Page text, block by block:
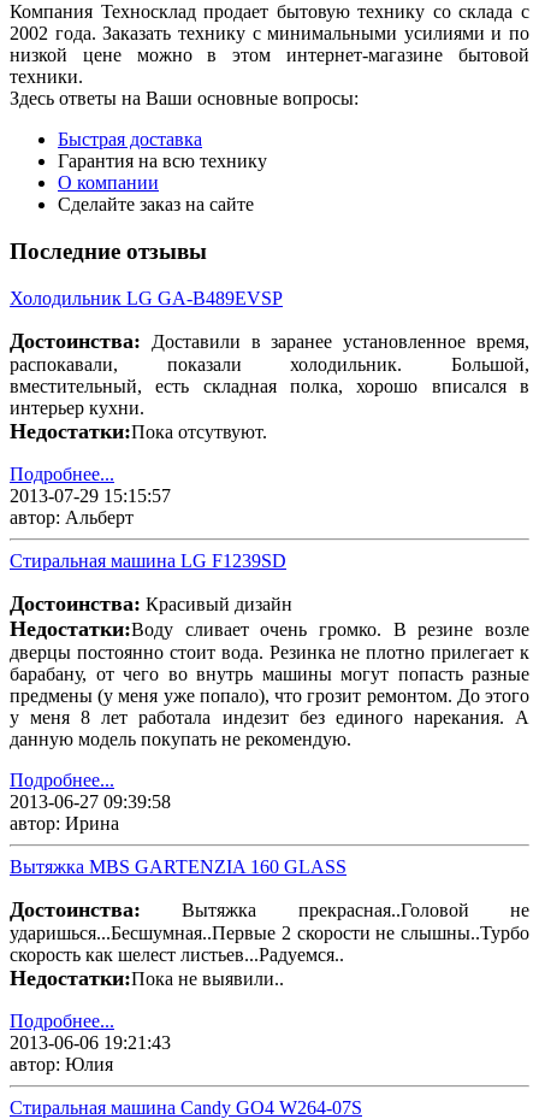
Компания Техносклад продает бытовую технику со склада с
2002 года. Заказать технику с минимальными усилиями и по
низкой цене можно в этом интернет-магазине бытовой
техники.
Здесь ответы на Ваши основные вопросы:
Быстрая доставка
Гарантия на всю технику
О компании
Сделайте заказ на сайте
Последние отзывы
Холодильник LG GA-B489EVSP
Достоинства: Доставили в заранее установленное время,
распокавали, показали холодильник. Большой,
вместительный, есть складная полка, хорошо вписался в
интерьер кухни.
Недостатки:Пока отсутвуют.
Подробнее...
2013-07-29 15:15:57
автор: Альберт
Стиральная машина LG F1239SD
Достоинства: Красивый дизайн
Недостатки:Воду сливает очень громко. В резине возле
дверцы постоянно стоит вода. Резинка не плотно прилегает к
барабану, от чего во внутрь машины могут попасть разные
предмены (у меня уже попало), что грозит ремонтом. До этого
у меня 8 лет работала индезит без единого нарекания. А
данную модель покупать не рекомендую.
Подробнее...
2013-06-27 09:39:58
автор: Ирина
Вытяжка MBS GARTENZIA 160 GLASS
Достоинства: Вытяжка прекрасная..Головой не
ударишься...Бесшумная..Первые 2 скорости не слышны..Турбо
скорость как шелест листьев...Радуемся..
Недостатки:Пока не выявили..
Подробнее...
2013-06-06 19:21:43
автор: Юлия
Стиральная машина Candy GO4 W264-07S